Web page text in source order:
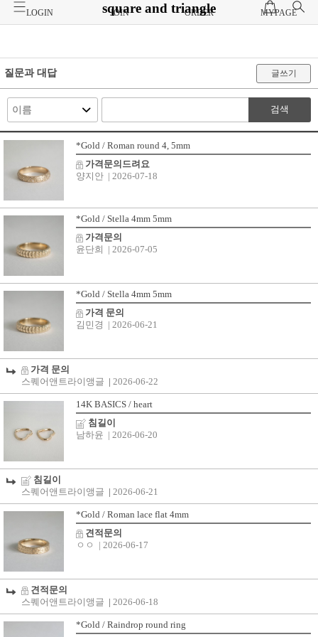
LOGIN JOIN ORDER MYPAGE
square and triangle
질문과 대답 글쓰기
검색
*Gold / Roman round 4, 5mm
가격문의드려요
양지안
| 2026-07-18
*Gold / Stella 4mm 5mm
가격문의
윤단희
| 2026-07-05
*Gold / Stella 4mm 5mm
가격 문의
김민경
| 2026-06-21
가격 문의
스퀘어앤트라이앵글
2026-06-22
14K BASICS / heart
침길이
남하윤
| 2026-06-20
침길이
스퀘어앤트라이앵글
2026-06-21
*Gold / Roman lace flat 4mm
견적문의
ㅇㅇ
| 2026-06-17
견적문의
스퀘어앤트라이앵글
2026-06-18
*Gold / Raindrop round ring